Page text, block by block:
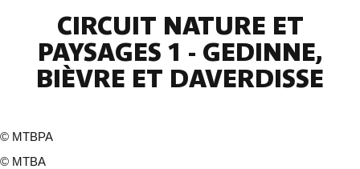
CIRCUIT NATURE ET
PAYSAGES 1 - GEDINNE,
BIÈVRE ET DAVERDISSE
© MTBPA
© MTBA